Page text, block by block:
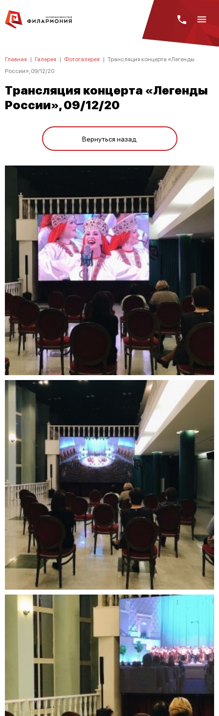
Главная | Галерея | Фотогалерея | Трансляция концерта «Легенды
России», 09/12/20
Трансляция концерта «Легенды
России», 09/12/20
Вернуться назад